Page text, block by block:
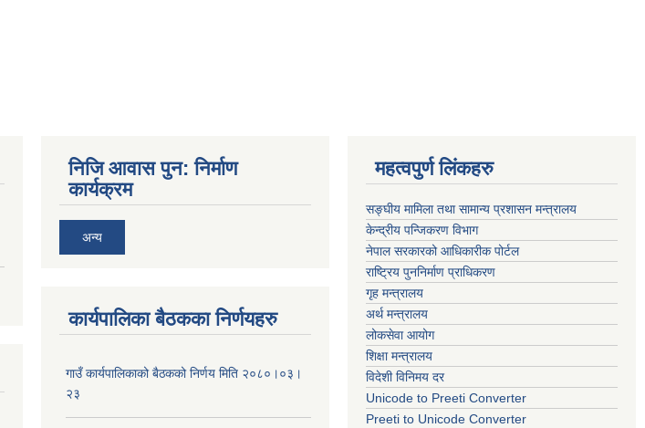
निजि आवास पुन: निर्माण
कार्यक्रम
अन्य
कार्यपालिका बैठकका निर्णयहरु
गाउँ कार्यपालिकाको बैठकको निर्णय मिति २०८०।०३।
२३
महत्वपुर्ण लिंकहरु
सङ्घीय मामिला तथा सामान्य प्रशासन मन्त्रालय
केन्द्रीय पन्जिकरण विभाग
नेपाल सरकारको आधिकारीक पोर्टल
राष्ट्रिय पुननिर्माण प्राधिकरण
गृह मन्त्रालय
अर्थ मन्त्रालय
लोकसेवा आयोग
शिक्षा मन्त्रालय
विदेशी विनिमय दर
Unicode to Preeti Converter
Preeti to Unicode Converter